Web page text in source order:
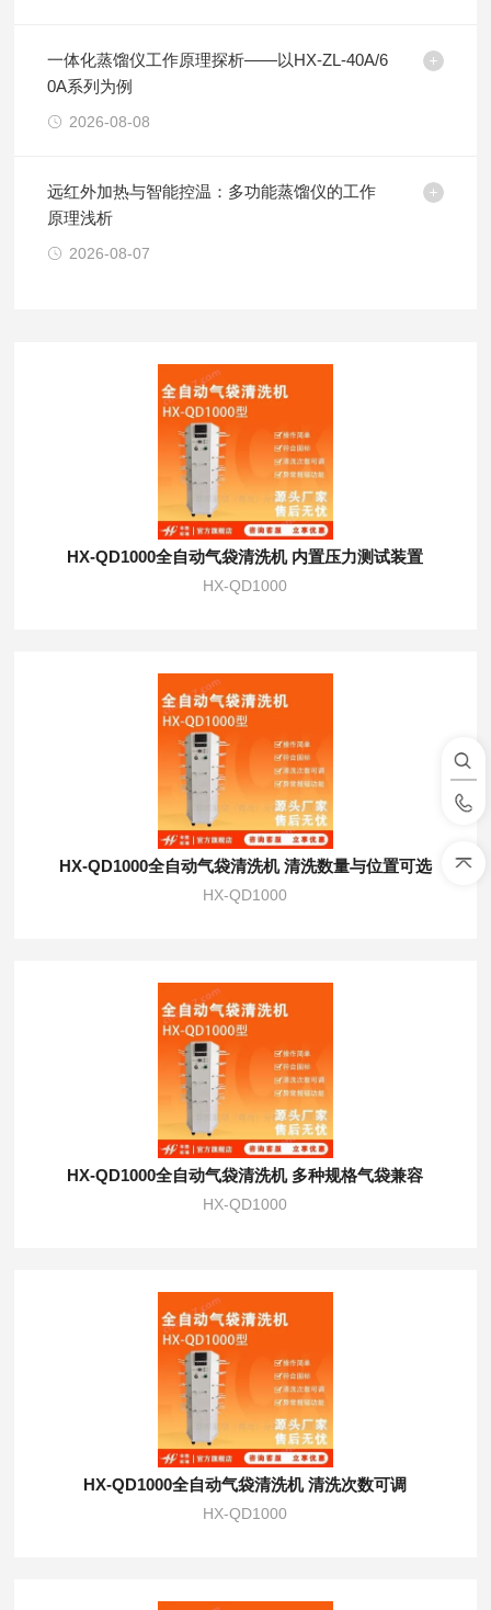
一体化蒸馏仪工作原理探析——以HX-ZL-40A/6
0A系列为例
2026-08-08
远红外加热与智能控温：多功能蒸馏仪的工作
原理浅析
2026-08-07
HX-QD1000全自动气袋清洗机 内置压力测试装置
HX-QD1000
HX-QD1000全自动气袋清洗机 清洗数量与位置可选
HX-QD1000
HX-QD1000全自动气袋清洗机 多种规格气袋兼容
HX-QD1000
HX-QD1000全自动气袋清洗机 清洗次数可调
HX-QD1000